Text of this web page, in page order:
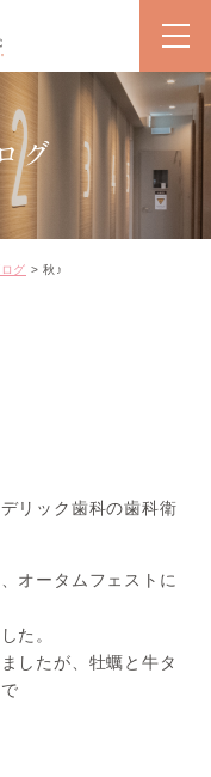
グ
グ 秋♪
リック歯科の歯科衛
オータムフェストに
た。
したが、牡蠣と牛タ